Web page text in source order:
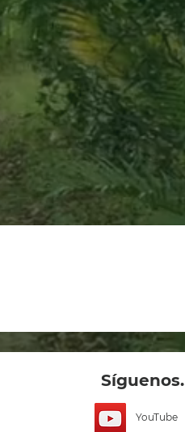
Síguenos.
YouTube